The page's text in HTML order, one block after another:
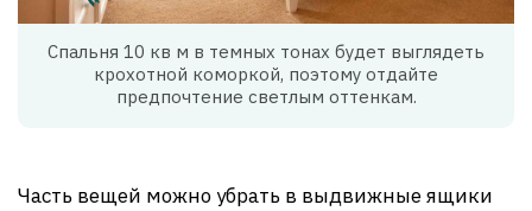
Спальня 10 кв м в темных тонах будет выглядеть
крохотной коморкой, поэтому отдайте
предпочтение светлым оттенкам.
Часть вещей можно убрать в выдвижные ящики